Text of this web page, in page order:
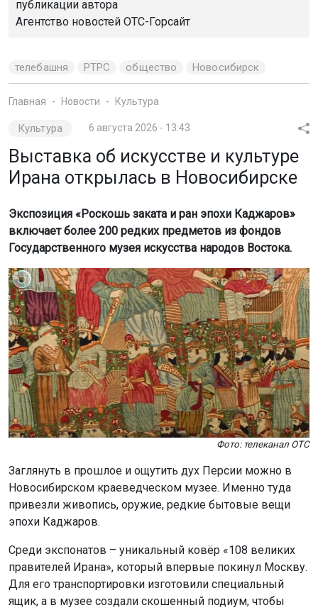
публикации автора
Агентство новостей ОТС-Горсайт
телебашня РТРС общество Новосибирск
Главная Новости Культура
Культура 6 августа 2026 - 13:43
Выставка об искусстве и культуре
Ирана открылась в Новосибирске
Экспозиция «Роскошь заката и ран эпохи Каджаров»
включает более 200 редких предметов из фондов
Государственного музея искусства народов Востока.
Фото: телеканал ОТС
Заглянуть в прошлое и ощутить дух Персии можно в
Новосибирском краеведческом музее. Именно туда
привезли живопись, оружие, редкие бытовые вещи
эпохи Каджаров.
Среди экспонатов – уникальный ковёр «108 великих
правителей Ирана», который впервые покинул Москву.
Для его транспортировки изготовили специальный
ящик, а в музее создали скошенный подиум, чтобы